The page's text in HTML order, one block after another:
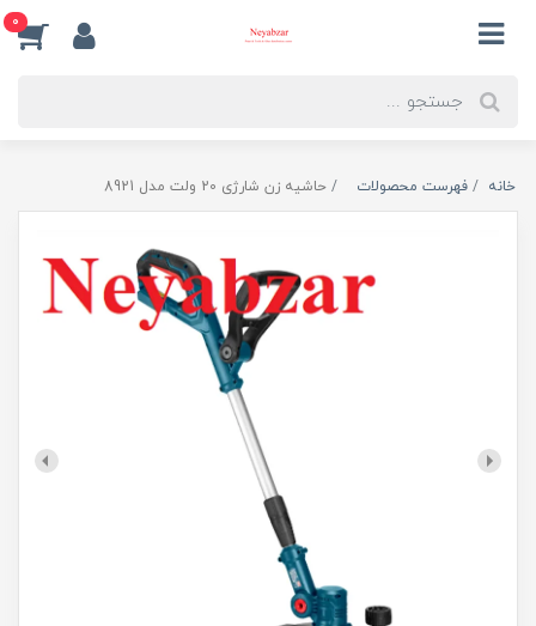
0
خانه فهرست محصولات حاشیه زن شارژی 20 ولت مدل 8921